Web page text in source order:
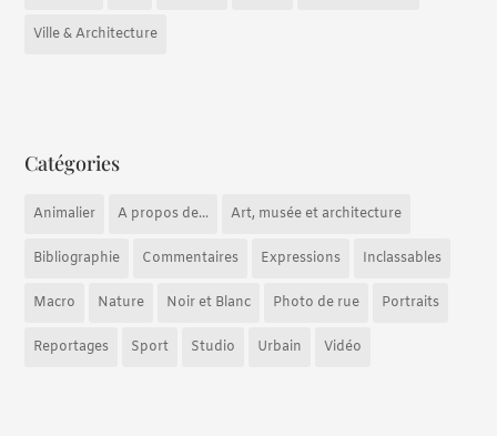
Ville & Architecture
Catégories
Animalier A propos de... Art, musée et architecture
Bibliographie Commentaires Expressions Inclassables
Macro Nature Noir et Blanc Photo de rue Portraits
Reportages Sport Studio Urbain Vidéo